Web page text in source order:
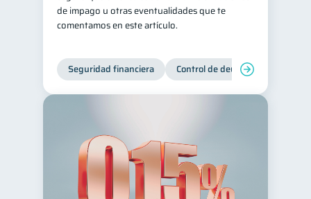
de impago u otras eventualidades que te
comentamos en este artículo.
Seguridad financiera Control de deudas